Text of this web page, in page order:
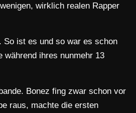
wirklich realen Rapper
So ist es und so war es schon
während ihres nunmehr 13
Bonez fing zwar schon vor
raus, machte die ersten